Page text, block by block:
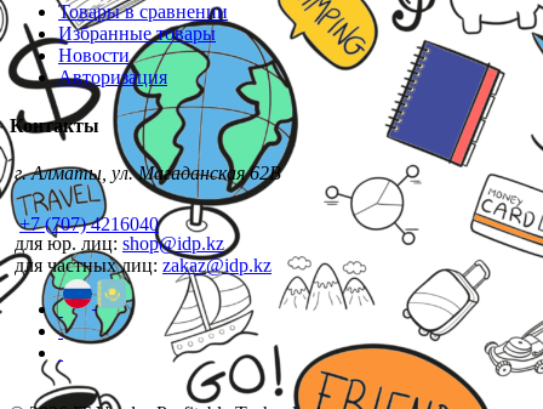
Товары в сравнении
Избранные товары
Новости
Авторизация
Контакты
г. Алматы, ул. Магаданская 62В
+7 (707) 4216040
для юр. лиц: shop@idp.kz
для частных лиц: zakaz@idp.kz